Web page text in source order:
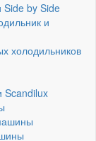
Side by Side
и
холодильников
Scandilux